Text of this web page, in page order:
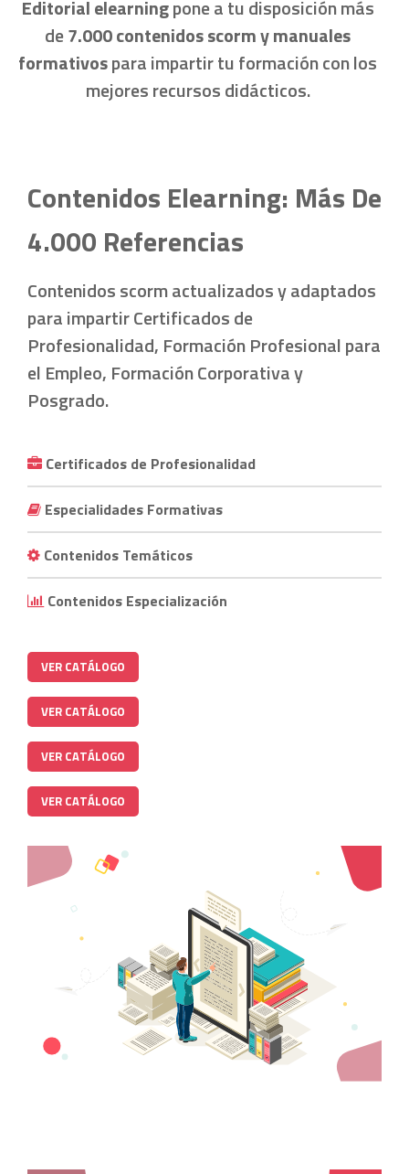
Editorial elearningpone a tu disposición más
de7.000 contenidos scorm y manuales
formativospara impartir tu formación con los
mejores recursos didácticos.
Contenidos Elearning: Más De
4.000 Referencias
Contenidos scorm actualizados y adaptados
para impartir Certificados de
Profesionalidad, Formación Profesional para
el Empleo, Formación Corporativa y
Posgrado.
Certificados de Profesionalidad
Especialidades Formativas
Contenidos Temáticos
Contenidos Especialización
VER CATÁLOGO
VER CATÁLOGO
VER CATÁLOGO
VER CATÁLOGO